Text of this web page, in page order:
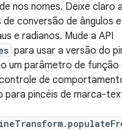
nos nomes. Deixe claro
conversão de ângulos
e radianos. Mude a API
para usar a versão do
um parâmetro de função
de
para pincéis de marca-